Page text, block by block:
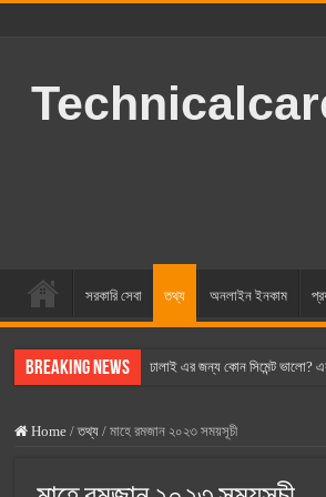
সরকারি সেবা তথ্য অনলাইন ইনকাম
Breaking News ঢালাই এর জন্য কোন সিমেন্ট ভালো?
স্ক্যান সিমেন্ট এর দাম ২০২৫
Home / তথ্য / মাহে রমজান ২০২৩ সময়সূচী